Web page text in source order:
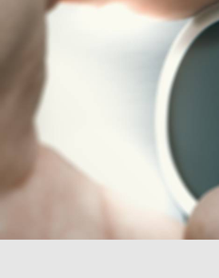
Panneau de gestion des cookies